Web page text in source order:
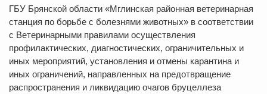
ГБУ Брянской области «Мглинская районная ветеринарная
станция по борьбе с болезнями животных» в соответствии
с Ветеринарными правилами осуществления
профилактических, диагностических, ограничительных и
иных мероприятий, установления и отмены карантина и
иных ограничений, направленных на предотвращение
распространения и ликвидацию очагов бруцеллеза